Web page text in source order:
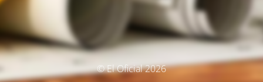
© El Oficial 2026